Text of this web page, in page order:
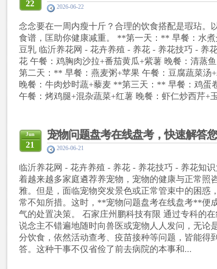
22 2026-06-22
念念要在一周内瘦十斤？合理的饮食搭配是瑕玷。
食谱，匡助你健康减重。 **第一天：** 早餐：水
豆乳 临沂养花网 - 花卉养殖 - 养花 - 养花技巧 - 养
花 午餐：鸡胸肉沙拉+番茄黄瓜+紫薯 晚餐：清蒸
第二天：** 早餐：燕麦粥+苹果 午餐：豆腐蔬菜汤
晚餐：牛肉炒时蔬+藜麦 **第三天：** 早餐：鸡蛋
午餐：烤鸡腿+混杂蔬菜+红薯 晚餐：虾仁炒西芹+
宠物问题盘考在线盘考，快速解答
Jun
21 2026-06-21
临沂养花网 - 花卉养殖 - 养花 - 养花技巧 - 养花知
着越来越多家庭遴荐养宠物，宠物的健康与正常照
雅。但是，面临宠物突发景色或正常管束中的困惑
常不知所措。这时，**宠物问题盘考在线盘考**便
气的处置决策。 石家庄州鹏科技有限 通过专科的
说念主不错遍地随时向兽医或宠物人人发问，无论
分饮食，依然活动查考、疫苗接种等问题，皆能得
答。这种干事不仅省俭了前去病院的本事和...